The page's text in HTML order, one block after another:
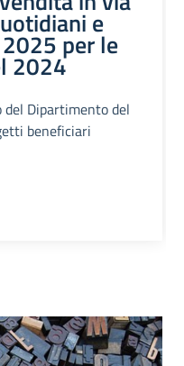
e
per le
2024
del Dipartimento del
beneficiari